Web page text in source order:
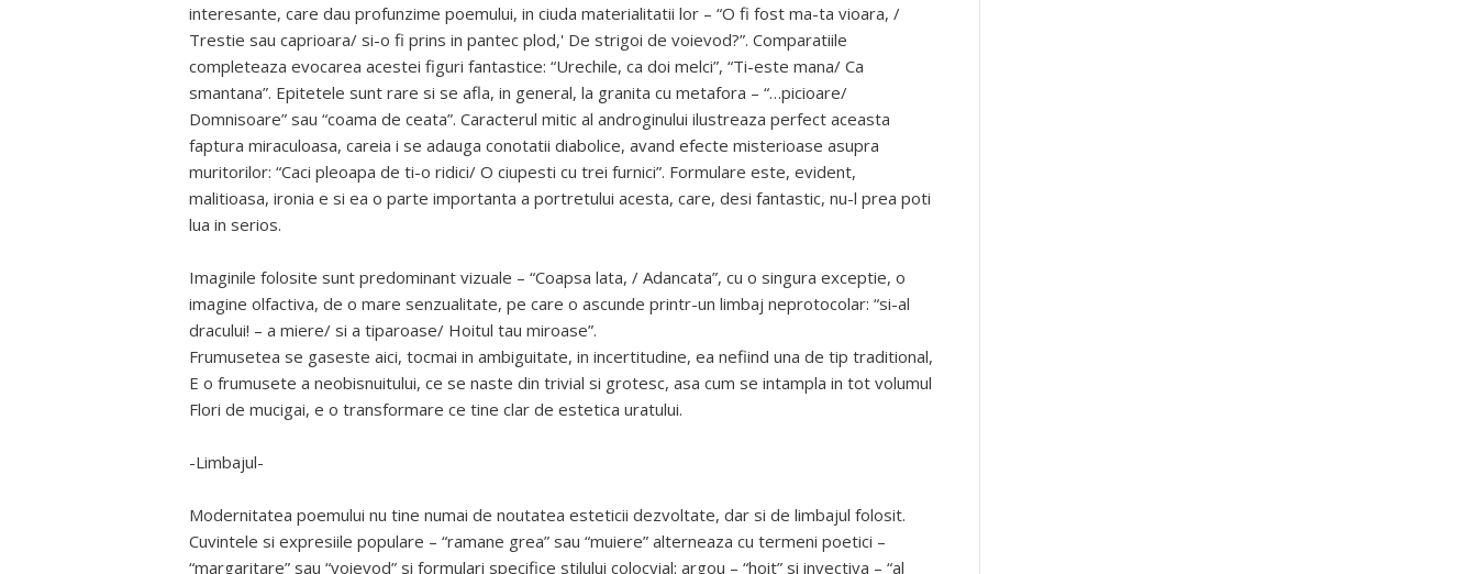
interesante, care dau profunzime poemului, in ciuda materialitatii lor – “O fi fost ma-ta vioara, /
Trestie sau caprioara/ si-o fi prins in pantec plod,' De strigoi de voievod?”. Comparatiile
completeaza evocarea acestei figuri fantastice: “Urechile, ca doi melci”, “Ti-este mana/ Ca
smantana”. Epitetele sunt rare si se afla, in general, la granita cu metafora – “…picioare/
Domnisoare” sau “coama de ceata”. Caracterul mitic al androginului ilustreaza perfect aceasta
faptura miraculoasa, careia i se adauga conotatii diabolice, avand efecte misterioase asupra
muritorilor: “Caci pleoapa de ti-o ridici/ O ciupesti cu trei furnici”. Formulare este, evident,
malitioasa, ironia e si ea o parte importanta a portretului acesta, care, desi fantastic, nu-l prea poti
lua in serios.
Imaginile folosite sunt predominant vizuale – “Coapsa lata, / Adancata”, cu o singura exceptie, o
imagine olfactiva, de o mare senzualitate, pe care o ascunde printr-un limbaj neprotocolar: “si-al
dracului! – a miere/ si a tiparoase/ Hoitul tau miroase”.
Frumusetea se gaseste aici, tocmai in ambiguitate, in incertitudine, ea nefiind una de tip traditional,
E o frumusete a neobisnuitului, ce se naste din trivial si grotesc, asa cum se intampla in tot volumul
Flori de mucigai, e o transformare ce tine clar de estetica uratului.
-Limbajul-
Modernitatea poemului nu tine numai de noutatea esteticii dezvoltate, dar si de limbajul folosit.
Cuvintele si expresiile populare – “ramane grea” sau “muiere” alterneaza cu termeni poetici –
“margaritare” sau “voievod” si formulari specifice stilului colocvial: argou – “hoit” si invectiva – “al